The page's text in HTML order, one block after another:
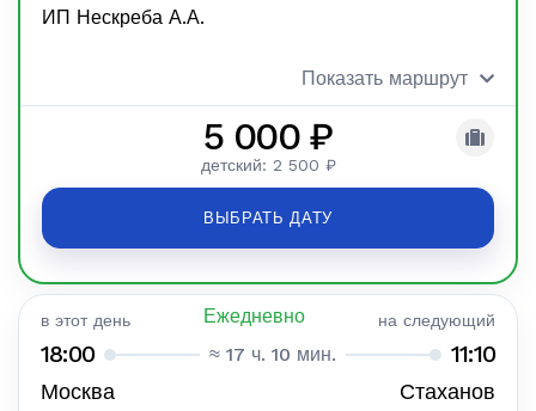
ИП Нескреба А.А.
Показать маршрут
5 000 ₽
детский: 2 500 ₽
ВЫБРАТЬ ДАТУ
в этот день Ежедневно на следующий
18:00 ≈ 17 ч. 10 мин. 11:10
Москва Стаханов